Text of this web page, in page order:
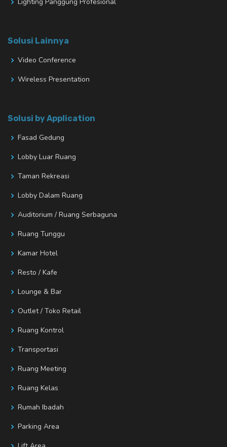
Lighting Panggung Profesional
Solusi Lainnya
Video Conference
Wireless Presentation
Solusi by Application
Fasad Gedung
Lobby Luar Ruang
Taman Rekreasi
Lobby Dalam Ruang
Auditorium / Ruang Serbaguna
Ruang Tunggu
Kamar Hotel
Resto / Kafe
Lounge & Bar
Outlet / Toko Retail
Ruang Kontrol
Transportasi
Ruang Meeting
Ruang Kelas
Rumah Ibadah
Parking Area